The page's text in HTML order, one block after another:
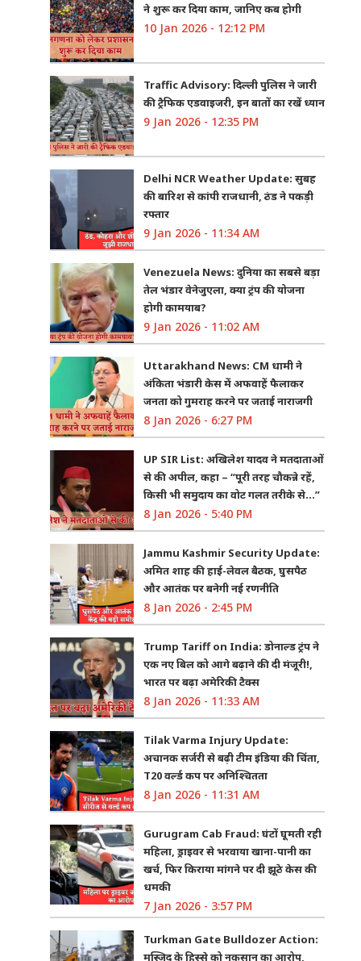
ने शुरू कर दिया काम, जानिए कब होगी
10 Jan 2026 - 12:12 PM
Traffic Advisory: दिल्ली पुलिस ने जारी
की ट्रैफिक एडवाइजरी, इन बातों का रखें ध्यान
9 Jan 2026 - 12:35 PM
Delhi NCR Weather Update: सुबह
की बारिश से कांपी राजधानी, ठंड ने पकड़ी
रफ्तार
9 Jan 2026 - 11:34 AM
Venezuela News: दुनिया का सबसे बड़ा
तेल भंडार वेनेजुएला, क्या ट्रंप की योजना
होगी कामयाब?
9 Jan 2026 - 11:02 AM
Uttarakhand News: CM धामी ने
अंकिता भंडारी केस में अफवाहें फैलाकर
जनता को गुमराह करने पर जताई नाराजगी
8 Jan 2026 - 6:27 PM
UP SIR List: अखिलेश यादव ने मतदाताओं
से की अपील, कहा – “पूरी तरह चौकन्ने रहें,
किसी भी समुदाय का वोट गलत तरीके से…”
8 Jan 2026 - 5:40 PM
Jammu Kashmir Security Update:
अमित शाह की हाई-लेवल बैठक, घुसपैठ
और आतंक पर बनेगी नई रणनीति
8 Jan 2026 - 2:45 PM
Trump Tariff on India: डोनाल्ड ट्रंप ने
एक नए बिल को आगे बढ़ाने की दी मंजूरी!,
भारत पर बढ़ा अमेरिकी टैक्स
8 Jan 2026 - 11:33 AM
Tilak Varma Injury Update:
अचानक सर्जरी से बढ़ी टीम इंडिया की चिंता,
T20 वर्ल्ड कप पर अनिश्चितता
8 Jan 2026 - 11:31 AM
Gurugram Cab Fraud: घंटों घूमती रही
महिला, ड्राइवर से भरवाया खाना-पानी का
खर्च, फिर किराया मांगने पर दी झूठे केस की
धमकी
7 Jan 2026 - 3:57 PM
Turkman Gate Bulldozer Action:
मस्जिद के हिस्से को नुकसान का आरोप,